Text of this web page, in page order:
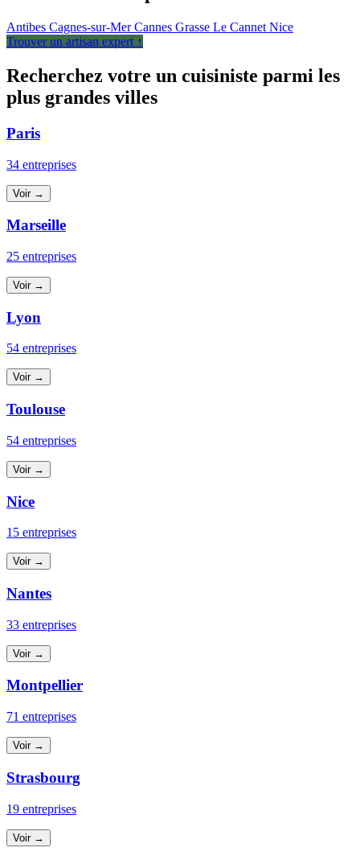
Antibes Cagnes-sur-MerCannes Grasse Le Cannet Nice
Trouver un artisan expert ↑
Recherchez votre un cuisiniste parmi les
plus grandes villes
Paris
34 entreprises
Voir →
Marseille
25 entreprises
Voir →
Lyon
54 entreprises
Voir →
Toulouse
54 entreprises
Voir →
Nice
15 entreprises
Voir →
Nantes
33 entreprises
Voir →
Montpellier
71 entreprises
Voir →
Strasbourg
19 entreprises
Voir →